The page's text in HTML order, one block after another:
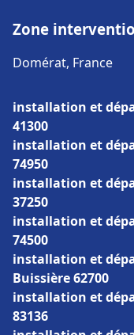
Zone
Domérat, France
installation et
41300
installation et
74950
installation et
37250
installation et
74500
installation et
Buissière 62700
installation et
83136